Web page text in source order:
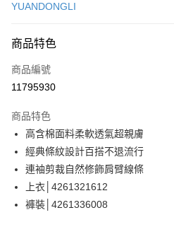
3 期 0 利率 每期
合作金庫商業銀行
上海商業儲蓄銀行
臺灣中小企業銀行
匯豐（台灣）商業銀行
聯邦商業銀行
元大商業銀行
玉山商業銀行
台新國際商業銀行
台灣樂天信用卡公司
超商取貨付款
LINE Pay
Apple Pay
街口支付
悠遊付
Google Pay
YUANDONGLI
商品特色
商品編號
11795930
商品特色
高含棉面料柔軟透氣超親膚
經典條紋設計百搭不退流行
連袖剪裁自然修飾肩臂線條
上衣│4261321612
褲裝│4261336008